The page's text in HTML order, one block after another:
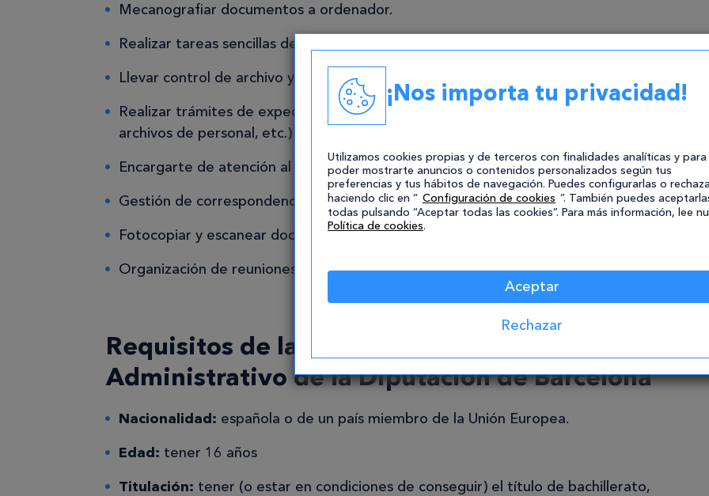
Mecanografiar documentos a ordenador.
Realizar tareas sencillas de cálculo.
Llevar control de archivo y registro de documentación.
Realizar trámites de expedientes administrativos (certificados, hojas de gastos,
archivos de personal, etc.)
Encargarte de atención al usuario de manera presencial, telefónica o vía e-mail.
Gestión de correspondencia.
Fotocopiar y escanear documentación.
Organización de reuniones cuando sea necesario.
Requisitos de las oposiciones Auxiliar
Administrativo de la Diputación de Barcelona
Nacionalidad: española o de un país miembro de la Unión Europea.
Edad: tener 16 años
Titulación: tener (o estar en condiciones de conseguir) el título de bachillerato,
¡Nos importa tu privacidad!
Utilizamos cookies propias y de terceros con finalidades analíticas y para
poder mostrarte anuncios o contenidos personalizados según tus
preferencias y tus hábitos de navegación. Puedes configurarlas o
haciendo clic en “ Configuración de cookies ”. También puedes
todas pulsando “Aceptar todas las cookies”. Para más información, lee
Política de cookies.
Aceptar
Rechazar